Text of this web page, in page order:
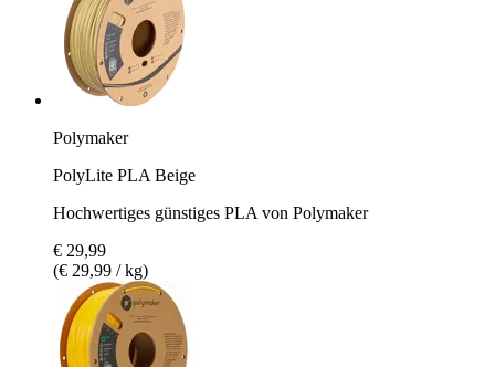
Polymaker
PolyLite PLA Beige
Hochwertiges günstiges PLA von Polymaker
€ 29,99
(€ 29,99 / kg)